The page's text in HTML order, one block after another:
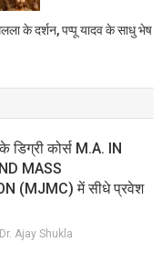
के दर्शन, पप्पू यादव के साधु भेष
के डिग्री कोर्स M.A. IN
MASS
(MJMC) में सीधे प्रवेश
Dr. Ajay Shukla